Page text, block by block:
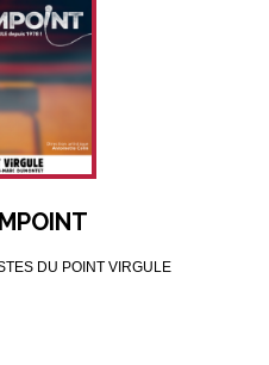
DU POINT VIRGULE